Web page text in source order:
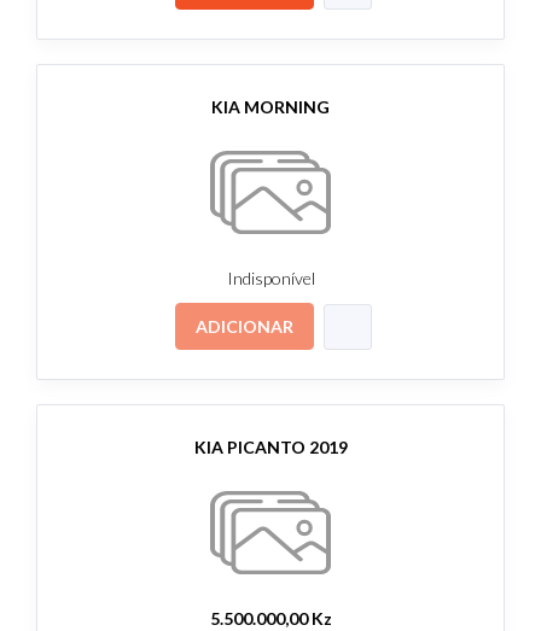
KIA MORNING
Indisponível
ADICIONAR
KIA PICANTO 2019
5.500.000,00 Kz